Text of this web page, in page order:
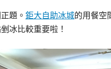
題。 鉅大自助冰城的用餐空
冰比較重要啦！